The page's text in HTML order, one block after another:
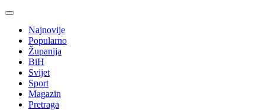
Najnovije
Popularno
Županija
BiH
Svijet
Sport
Magazin
Pretraga